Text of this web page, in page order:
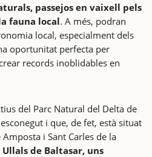
passejos en vaixell pels
fauna local. A més, podran
local, especialment dels
oportunitat perfecta per
records inoblidables en
del Parc Natural del Delta de
i que, de fet, està situat
i Sant Carles de la
Ullals de Baltasar, uns